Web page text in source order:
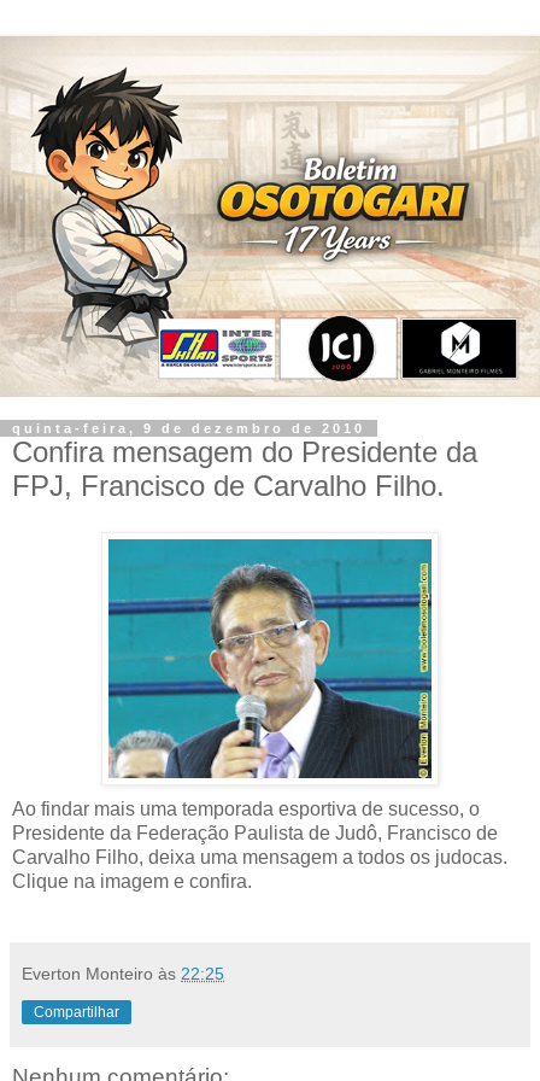
quinta-feira, 9 de dezembro de 2010
Confira mensagem do Presidente da
FPJ, Francisco de Carvalho Filho.
Ao findar mais uma temporada esportiva de sucesso, o
Presidente da Federação Paulista de Judô, Francisco de
Carvalho Filho, deixa uma mensagem a todos os judocas.
Clique na imagem e confira.
Everton Monteiro às 22:25
Compartilhar